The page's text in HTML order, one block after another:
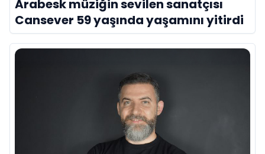
Arabesk müziğin sevilen sanatçısı
Cansever 59 yaşında yaşamını yitirdi